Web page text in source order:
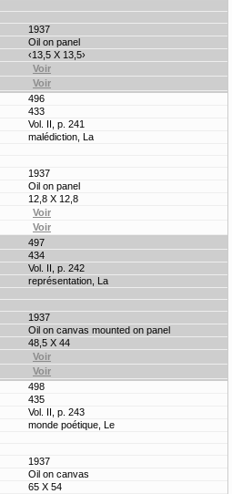
1937
Oil on panel
‹13,5 X 13,5›
496
433
Vol. II, p. 241
malédiction, La
1937
Oil on panel
12,8 X 12,8
497
434
Vol. II, p. 242
représentation, La
1937
Oil on canvas mounted on panel
48,5 X 44
498
435
Vol. II, p. 243
monde poétique, Le
1937
Oil on canvas
65 X 54